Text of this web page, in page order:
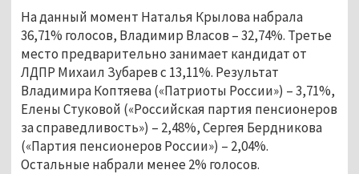
На данный момент Наталья Крылова набрала
36,71% голосов, Владимир Власов – 32,74%. Третье
место предварительно занимает кандидат от
ЛДПР Михаил Зубарев с 13,11%. Результат
Владимира Коптяева («Патриоты России») – 3,71%,
Елены Стуковой («Российская партия пенсионеров
за справедливость») – 2,48%, Сергея Бердникова
(«Партия пенсионеров России») – 2,04%.
Остальные набрали менее 2% голосов.